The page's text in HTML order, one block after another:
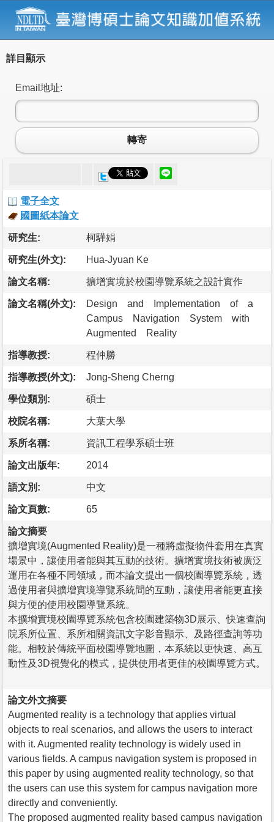
詳目顯示
Email地址:
轉寄
電子全文
國圖紙本論文
研究生: 柯驊娟
研究生(外文): Hua-Jyuan Ke
論文名稱: 擴增實境於校園導覽系統之設計實作
論文名稱(外文):
Design and Implementation of a
Campus Navigation System with
Augmented Reality
指導教授: 程仲勝
指導教授(外文): Jong-Sheng Cherng
學位類別: 碩士
校院名稱: 大葉大學
系所名稱: 資訊工程學系碩士班
論文出版年: 2014
語文別: 中文
論文頁數: 65
論文摘要
擴增實境(Augmented Reality)是一種將虛擬物件套用在真實
場景中，讓使用者能與其互動的技術。擴增實境技術被廣泛
運用在各種不同領域，而本論文提出一個校園導覽系統，透
過使用者與擴增實境導覽系統間的互動，讓使用者能更直接
與方便的使用校園導覽系統。
本擴增實境校園導覽系統包含校園建築物3D展示、快速查詢
院系所位置、系所相關資訊文字影音顯示、及路徑查詢等功
能。相較於傳統平面校園導覽地圖，本系統以更快速、高互
動性及3D視覺化的模式，提供使用者更佳的校園導覽方式。
論文外文摘要
Augmented reality is a technology that applies virtual
objects to real scenarios, and allows the users to interact
with it. Augmented reality technology is widely used in
various fields. A campus navigation system is proposed in
this paper by using augmented reality technology, so that
the users can use this system for campus navigation more
directly and conveniently.
The proposed augmented reality based campus navigation